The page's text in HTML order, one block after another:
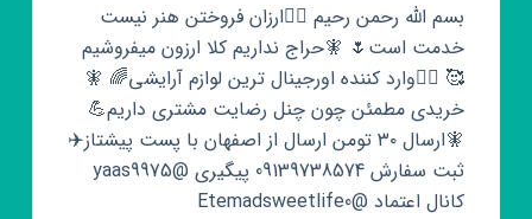
بسم الله رحمن رحیم 🧚‍♀ارزان فروختن هنر نیست
خدمت است🌷 🧚حراج نداریم کلا ارزون میفروشیم
🥰 🧚‍♀وارد کننده اورجینال ترین لوازم آرایشی🌈 🧚
خریدی مطمئن چون چنل رضایت مشتری داریم💪
🧚ارسال ۳۰ تومن ارسال از اصفهان با پست پیشتاز✈️⁩
ثبت سفارش 09139738574 پیگیری @yaas9975
کانال اعتماد @Etemadsweetlife0